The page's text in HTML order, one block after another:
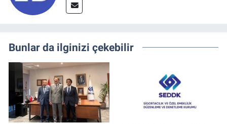
Bunlar da ilginizi çekebilir